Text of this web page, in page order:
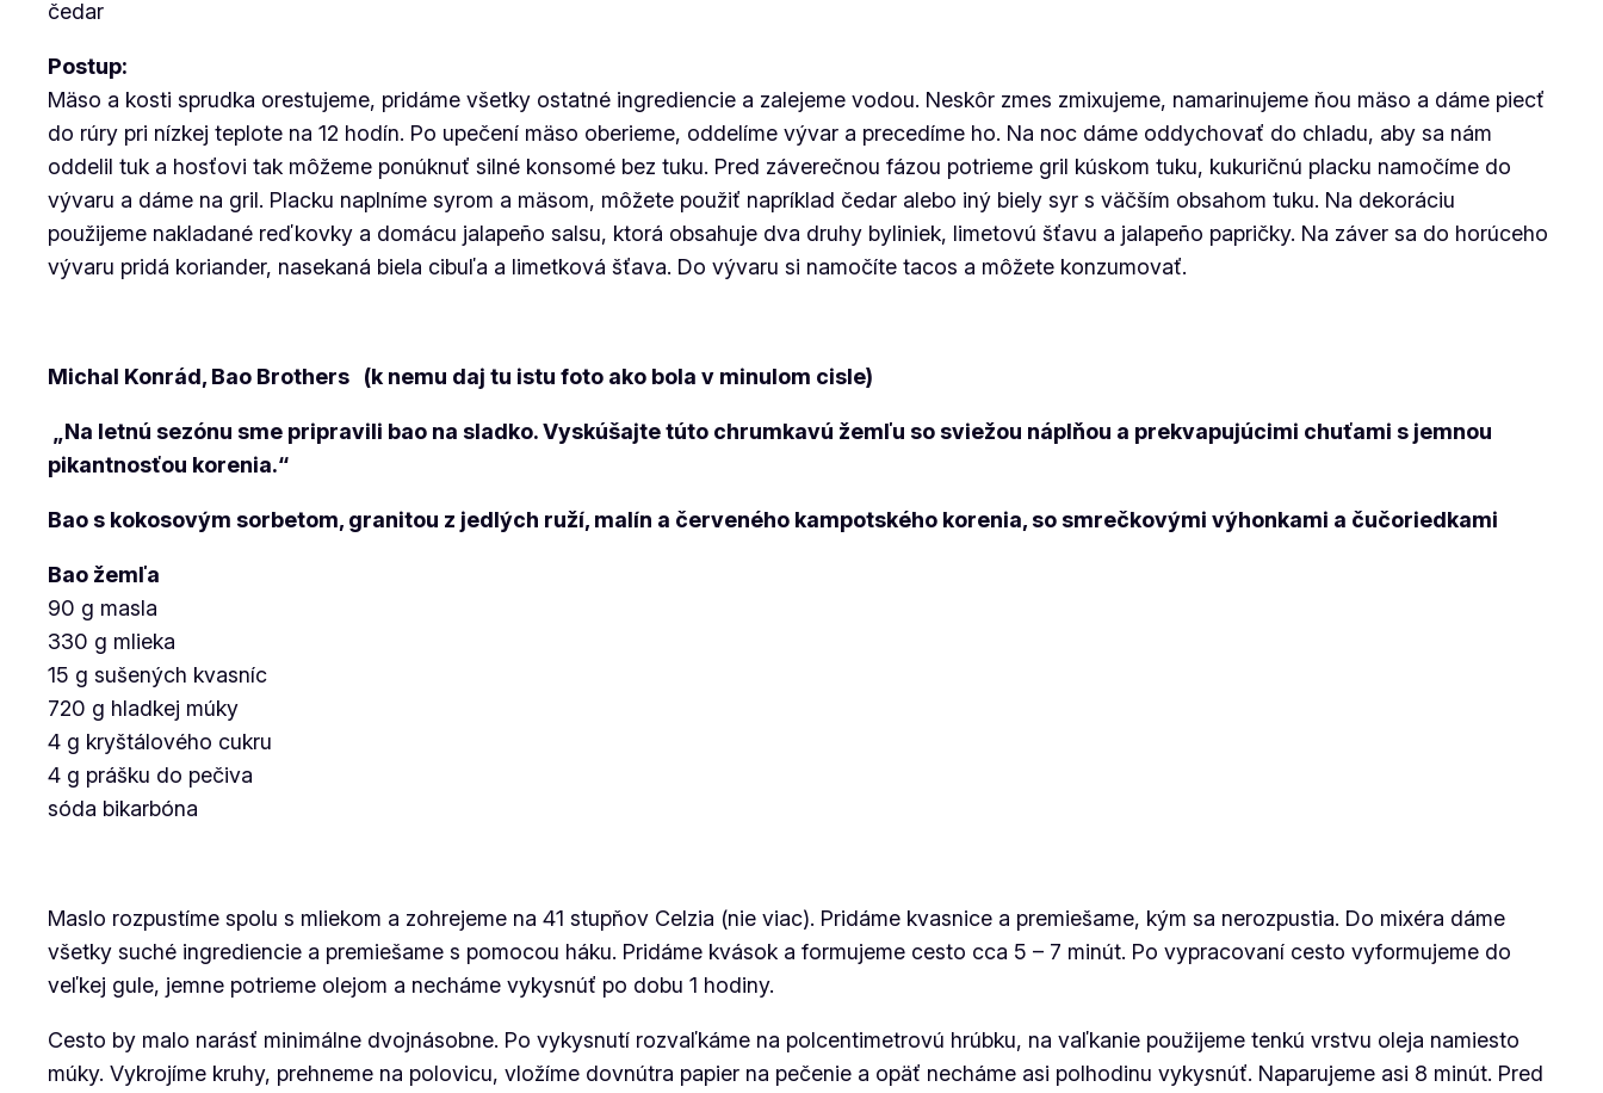
čedar
Postup:
Mäso a kosti sprudka orestujeme, pridáme všetky ostatné ingrediencie a zalejeme vodou. Neskôr zmes zmixujeme, namarinujeme ňou mäso a dáme piecť
do rúry pri nízkej teplote na 12 hodín. Po upečení mäso oberieme, oddelíme vývar a precedíme ho. Na noc dáme oddychovať do chladu, aby sa nám
oddelil tuk a hosťovi tak môžeme ponúknuť silné konsomé bez tuku. Pred záverečnou fázou potrieme gril kúskom tuku, kukuričnú placku namočíme do
vývaru a dáme na gril. Placku naplníme syrom a mäsom, môžete použiť napríklad čedar alebo iný biely syr s väčším obsahom tuku. Na dekoráciu
použijeme nakladané reďkovky a domácu jalapeño salsu, ktorá obsahuje dva druhy byliniek, limetovú šťavu a jalapeño papričky. Na záver sa do horúceho
vývaru pridá koriander, nasekaná biela cibuľa a limetková šťava. Do vývaru si namočíte tacos a môžete konzumovať.
Michal Konrád, Bao Brothers (k nemu daj tu istu foto ako bola v minulom cisle)
„Na letnú sezónu sme pripravili bao na sladko. Vyskúšajte túto chrumkavú žemľu so sviežou náplňou a prekvapujúcimi chuťami s jemnou
pikantnosťou korenia.“
Bao s kokosovým sorbetom, granitou z jedlých ruží, malín a červeného kampotského korenia, so smrečkovými výhonkami a čučoriedkami
Bao žemľa
90 g masla
330 g mlieka
15 g sušených kvasníc
720 g hladkej múky
4 g kryštálového cukru
4 g prášku do pečiva
sóda bikarbóna
Maslo rozpustíme spolu s mliekom a zohrejeme na 41 stupňov Celzia (nie viac). Pridáme kvasnice a premiešame, kým sa nerozpustia. Do mixéra dáme
všetky suché ingrediencie a premiešame s pomocou háku. Pridáme kvások a formujeme cesto cca 5 – 7 minút. Po vypracovaní cesto vyformujeme do
veľkej gule, jemne potrieme olejom a necháme vykysnúť po dobu 1 hodiny.
Cesto by malo narásť minimálne dvojnásobne. Po vykysnutí rozvaľkáme na polcentimetrovú hrúbku, na vaľkanie použijeme tenkú vrstvu oleja namiesto
múky. Vykrojíme kruhy, prehneme na polovicu, vložíme dovnútra papier na pečenie a opäť necháme asi polhodinu vykysnúť. Naparujeme asi 8 minút. Pred